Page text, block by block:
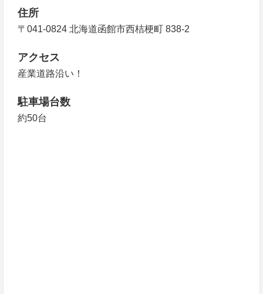
住所
〒041-0824 北海道函館市西桔梗町 838-2
アクセス
産業道路沿い！
駐車場台数
約50台